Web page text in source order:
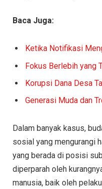
Baca Juga:
Ketika Notifikasi
Fokus Berlebih yang
Korupsi Dana Desa
Generasi Muda dan
Dalam banyak kasus,
sosial yang mengurangi
yang berada di posisi
diperparah oleh
manusia, baik oleh